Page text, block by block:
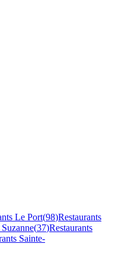
Le Port(98)Restaurants
(37)Restaurants
Sainte-